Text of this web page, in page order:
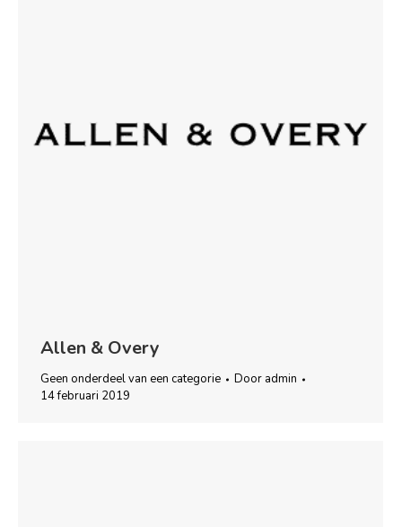
Allen & Overy
Geen onderdeel van een categorie Door admin
14 februari 2019